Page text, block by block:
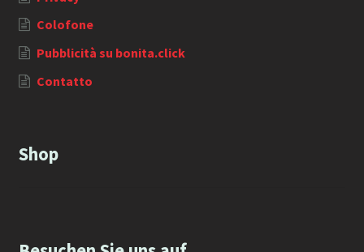
Colofone
Pubblicità su bonita.click
Contatto
Shop